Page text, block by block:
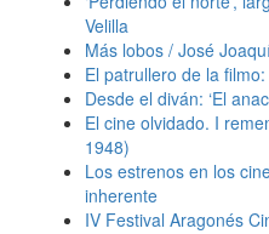
Velilla
Más lobos / José
El patrullero de la
Desde el diván: ‘El
El cine olvidado. I
1948)
Los estrenos en los
inherente
IV Festival Aragonés